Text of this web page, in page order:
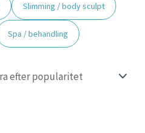
Slimming / body sculpt
Spa / behandling